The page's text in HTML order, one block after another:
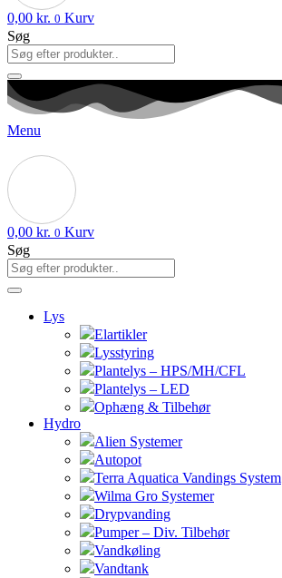
0,00 kr. 0 Kurv
Søg
Menu
0,00 kr. 0 Kurv
Søg
Lys
Elartikler
Lysstyring
Plantelys – HPS/MH/CFL
Plantelys – LED
Ophæng & Tilbehør
Hydro
Alien Systemer
Autopot
Terra Aquatica Vandings System
Wilma Gro Systemer
Drypvanding
Pumper – Div. Tilbehør
Vandkøling
Vandtank